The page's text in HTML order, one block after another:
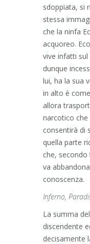
sdoppiata, si
stessa
che la ninfa
acquoreo.
vive infatti
dunque
lui, ha la sua
in alto è
allora
narcotico che
consentirà di
quella parte
che,
va
conoscenza.
Inferno,
La summa
discendente
decisamente